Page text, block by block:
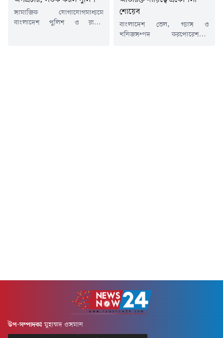
সামাজিক যোগাযোগমাধ্যমে
বাংলাদেশ পুলিশ ও রাষ্ট্রের
শোয়েব
বাংলাদেশ তেল, গ্যাস ও
খনিজসম্পদ করপোরেশনের
উপ-সম্পাদকঃ মুহাম্মদ ওসমান